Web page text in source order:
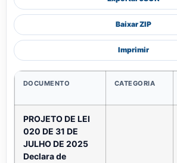
Baixar ZIP
Imprimir
DOCUMENTO CATEGORIA
PROJETO DE LEI
020 DE 31 DE
JULHO DE 2025
Declara de